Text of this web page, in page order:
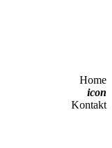
Home
icon
Kontakt